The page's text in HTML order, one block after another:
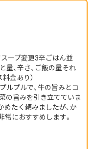
ープ変更3辛ごはん並
量、辛さ、ご飯の量それ
金あり）
ルプルで、牛の旨みとコ
の旨みを引き立てていま
めたく頼みましたが、か
常におすすめします。